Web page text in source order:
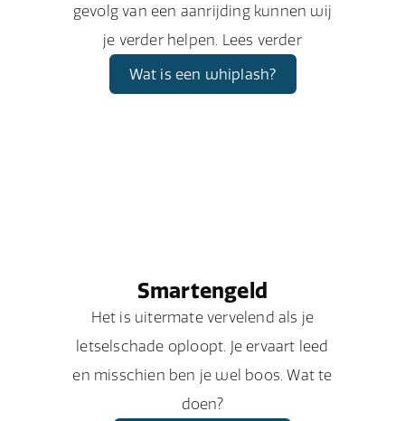
gevolg van een aanrijding kunnen wij
je verder helpen. Lees verder
Wat is een whiplash?
Smartengeld
Het is uitermate vervelend als je
letselschade oploopt. Je ervaart leed
en misschien ben je wel boos. Wat te
doen?